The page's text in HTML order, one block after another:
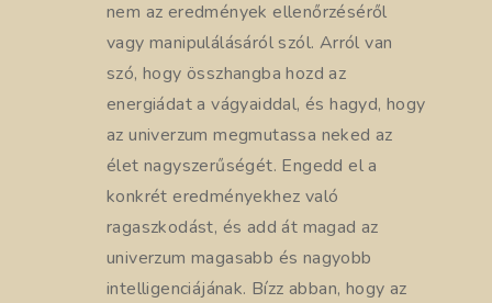
nem az eredmények ellenőrzéséről
vagy manipulálásáról szól. Arról van
szó, hogy összhangba hozd az
energiádat a vágyaiddal, és hagyd, hogy
az univerzum megmutassa neked az
élet nagyszerűségét. Engedd el a
konkrét eredményekhez való
ragaszkodást, és add át magad az
univerzum magasabb és nagyobb
intelligenciájának. Bízz abban, hogy az